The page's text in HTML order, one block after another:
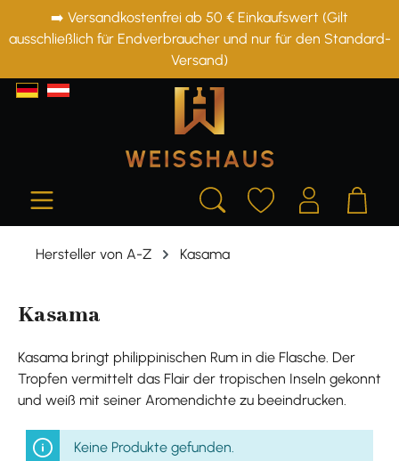
springen
➡️ Versandkostenfrei ab 50 € Einkaufswert (Gilt
ausschließlich für Endverbraucher und nur für den Standard-
Versand)
Hersteller von A-Z Kasama
Kasama
Kasama bringt philippinischen Rum in die Flasche. Der
Tropfen vermittelt das Flair der tropischen Inseln gekonnt
und weiß mit seiner Aromendichte zu beeindrucken.
Keine Produkte gefunden.